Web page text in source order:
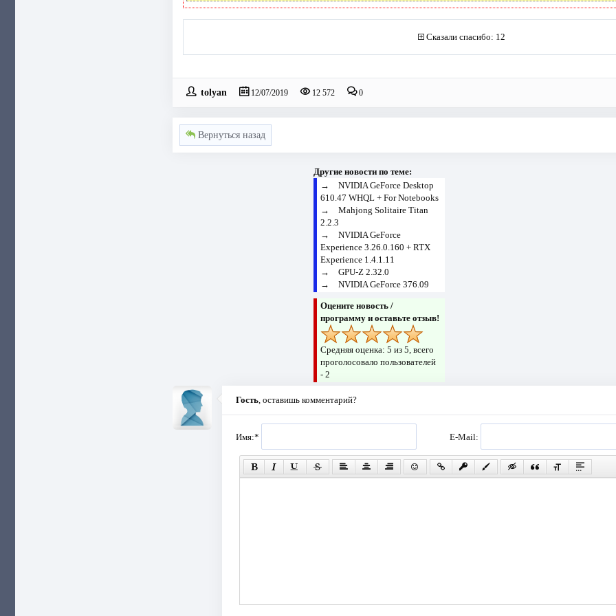
Сказали спасибо: 12
tolyan 12/07/2019 12 572 0
Вернуться назад
Другие новости по теме:
→NVIDIA GeForce Desktop
610.47 WHQL + For Notebooks
→Mahjong Solitaire Titan
2.2.3
→NVIDIA GeForce
Experience 3.26.0.160 + RTX
Experience 1.4.1.11
→GPU-Z 2.32.0
→NVIDIA GeForce 376.09
Оцените новость /
программу и оставьте отзыв!
Средняя оценка:5 из 5, всего
проголосовало пользователей
-2
Гость, оставишь комментарий?
Имя:* E-Mail: